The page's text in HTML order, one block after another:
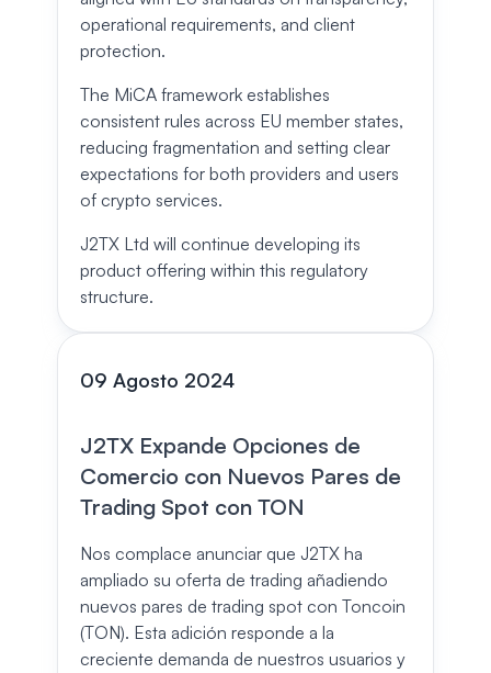
operational requirements, and client
protection.
The MiCA framework establishes
consistent rules across EU member states,
reducing fragmentation and setting clear
expectations for both providers and users
of crypto services.
J2TX Ltd will continue developing its
product offering within this regulatory
structure.
09 Agosto 2024
J2TX Expande Opciones de
Comercio con Nuevos Pares de
Trading Spot con TON
Nos complace anunciar que J2TX ha
ampliado su oferta de trading añadiendo
nuevos pares de trading spot con Toncoin
(TON). Esta adición responde a la
creciente demanda de nuestros usuarios y